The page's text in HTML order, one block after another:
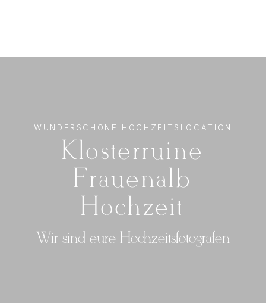
VIDEO
WUNDERSCHÖNE HOCHZEITSLOCATION
Klosterruine
Frauenalb
Hochzeit
Wir sind eure Hochzeitsfotografen